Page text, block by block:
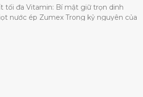
tối đa Vitamin: Bí mật giữ trọn dinh
nước ép Zumex Trong kỷ nguyên của